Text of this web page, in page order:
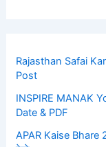
Rajasthan Safai
Post
INSPIRE MANAK
Date & PDF
APAR Kaise Bhare